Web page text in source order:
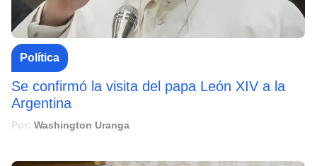
Política
Se confirmó la visita del papa León XIV a la
Argentina
Por: Washington Uranga